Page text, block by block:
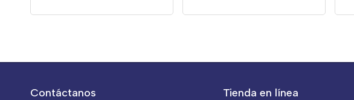
Contáctanos Tienda en línea